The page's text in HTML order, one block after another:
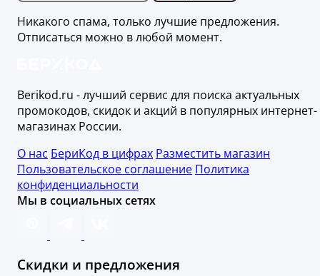
Никакого спама, только лучшие предложения.
Отписаться можно в любой момент.
Berikod.ru - лучший сервис для поиска актуальных
промокодов, скидок и акций в популярных интернет-
магазинах России.
О нас БериКод в цифрах Разместить магазин
Пользовательское соглашение Политика
конфиденциальности
Мы в социальных сетях
Скидки и предложения